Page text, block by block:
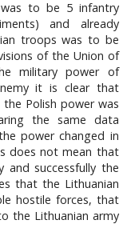
to be 5 infantry
and already
troops was to be
of the Union of
military power of
it is clear that
Polish power was
the same data
power changed in
does not mean that
and successfully the
that the Lithuanian
hostile forces, that
the Lithuanian army